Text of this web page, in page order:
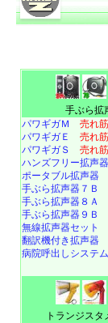
手ぶら拡
パワギガＭ 売れ筋
パワギガＥ 売れ筋
パワギガＳ 売れ筋
ハンズフリー拡声器
ポータブル拡声器
手ぶら拡声器７Ｂ
手ぶら拡声器８Ａ
手ぶら拡声器９Ｂ
無線拡声器セット
翻訳機付き拡声器
病院呼出しシステム
トランジスタ